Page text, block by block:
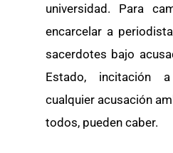
universidad. Para
encarcelar a
sacerdotes bajo
Estado, incitación
cualquier acusación
todos, pueden caber.